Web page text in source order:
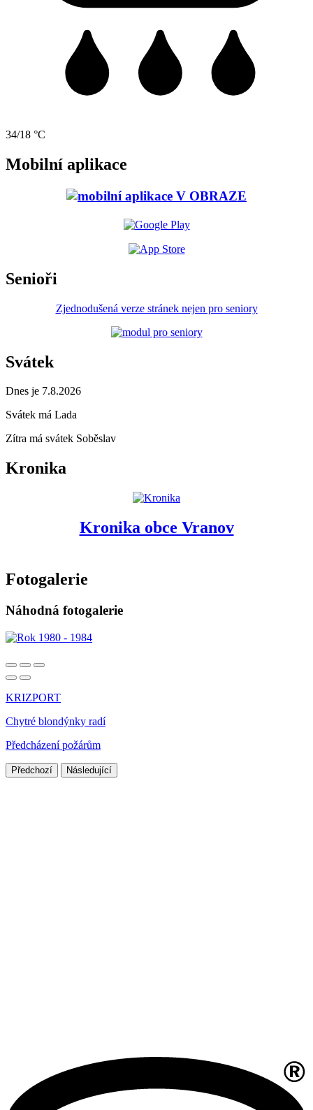
34/18 °C
Mobilní aplikace
Senioři
Zjednodušená verze stránek nejen pro seniory
Svátek
Dnes je 7.8.2026
Svátek má Lada
Zítra má svátek Soběslav
Kronika
Kronika obce Vranov
Fotogalerie
Náhodná fotogalerie
KRIZPORT
Chytré blondýnky radí
Předcházení požárům
Předchozí Následující